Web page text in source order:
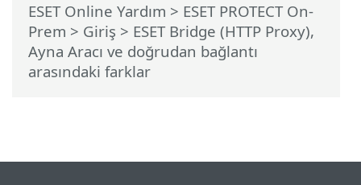
ESET Online Yardım > ESET PROTECT On-
Prem > Giriş > ESET Bridge (HTTP Proxy),
Ayna Aracı ve doğrudan bağlantı
arasındaki farklar